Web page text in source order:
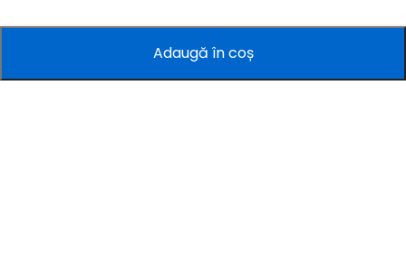
Adaugă în coș